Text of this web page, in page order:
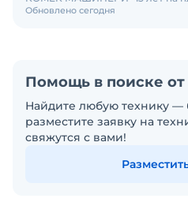
Обновлено сегодня
Помощь в поиске от
Найдите любую технику —
разместите заявку на
свяжутся с вами!